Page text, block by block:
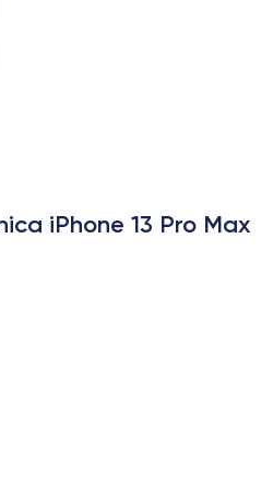
iPhone 13 Pro Max